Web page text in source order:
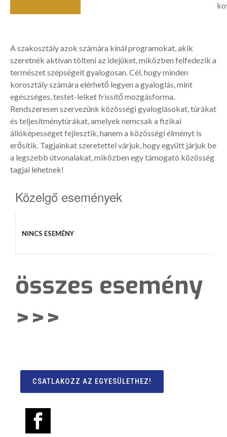
A szakosztály azok számára kínál programokat, akik
szeretnék aktívan tölteni az idejüket, miközben felfedezik a
természet szépségeit gyalogosan. Cél, hogy minden
korosztály számára elérhető legyen a gyaloglás, mint
egészséges, testet-lelket frissítő mozgásforma.
Rendszeresen szervezünk közösségi gyaloglásokat, túrákat
és teljesítménytúrákat, amelyek nemcsak a fizikai
állóképességet fejlesztik, hanem a közösségi élményt is
erősítik. Tagjainkat szeretettel várjuk, hogy együtt járjuk be
a legszebb útvonalakat, miközben egy támogató közösség
tagjai lehetnek!
Közelgő események
NINCS ESEMÉNY
összes esemény
>>>
CSATLAKOZZ AZ EGYESÜLETHEZ!